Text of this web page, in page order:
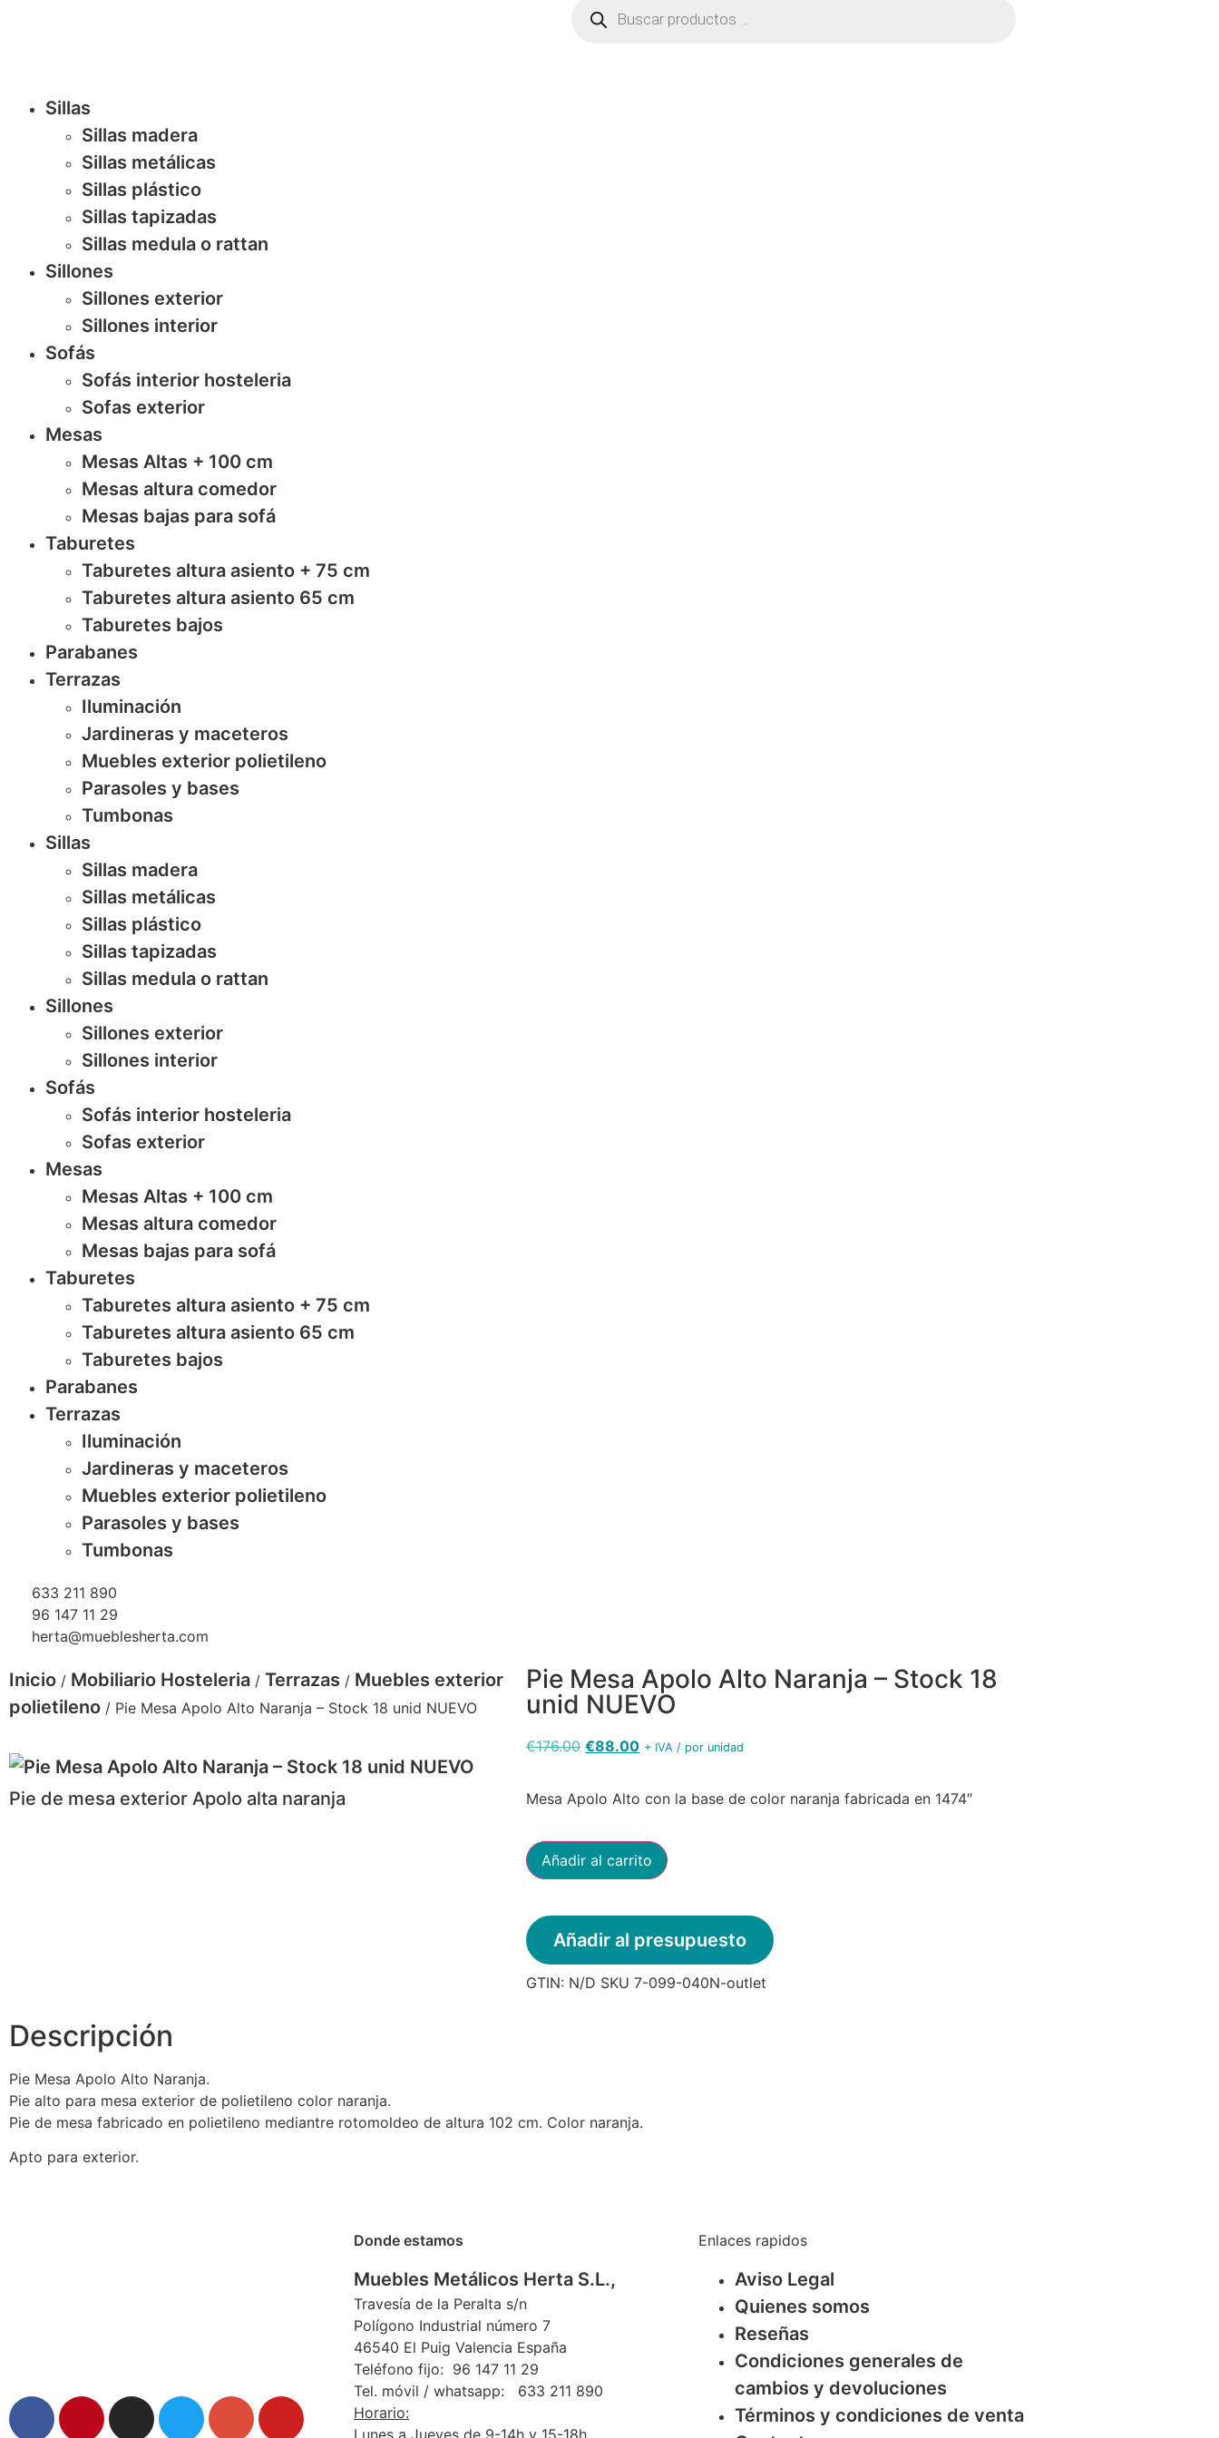
Sillas
Sillas madera
Sillas metálicas
Sillas plástico
Sillas tapizadas
Sillas medula o rattan
Sillones
Sillones exterior
Sillones interior
Sofás
Sofás interior hosteleria
Sofas exterior
Mesas
Mesas Altas + 100 cm
Mesas altura comedor
Mesas bajas para sofá
Taburetes
Taburetes altura asiento + 75 cm
Taburetes altura asiento 65 cm
Taburetes bajos
Parabanes
Terrazas
Iluminación
Jardineras y maceteros
Muebles exterior polietileno
Parasoles y bases
Tumbonas
Sillas
Sillas madera
Sillas metálicas
Sillas plástico
Sillas tapizadas
Sillas medula o rattan
Sillones
Sillones exterior
Sillones interior
Sofás
Sofás interior hosteleria
Sofas exterior
Mesas
Mesas Altas + 100 cm
Mesas altura comedor
Mesas bajas para sofá
Taburetes
Taburetes altura asiento + 75 cm
Taburetes altura asiento 65 cm
Taburetes bajos
Parabanes
Terrazas
Iluminación
Jardineras y maceteros
Muebles exterior polietileno
Parasoles y bases
Tumbonas
633 211 890
96 147 11 29
herta@mueblesherta.com
Inicio / Mobiliario Hosteleria / Terrazas / Muebles exterior
polietileno / Pie Mesa Apolo Alto Naranja – Stock 18 unid NUEVO
Pie de mesa exterior Apolo alta naranja
Pie Mesa Apolo Alto Naranja – Stock 18
unid NUEVO
€176.00 €88.00 + IVA / por unidad
Mesa Apolo Alto con la base de color naranja fabricada en 1474″
Añadir al carrito
Añadir al presupuesto
GTIN: N/D SKU 7-099-040N-outlet
Descripción
Pie Mesa Apolo Alto Naranja.
Pie alto para mesa exterior de polietileno color naranja.
Pie de mesa fabricado en polietileno mediantre rotomoldeo de altura 102 cm. Color naranja.
Apto para exterior.
Donde estamos
Muebles Metálicos Herta S.L.,
Travesía de la Peralta s/n
Polígono Industrial número 7
46540 El Puig Valencia España
Teléfono fijo: 96 147 11 29
Tel. móvil / whatsapp: 633 211 890
Horario:
Enlaces rapidos
Aviso Legal
Quienes somos
Reseñas
Condiciones generales de
cambios y devoluciones
Términos y condiciones de venta